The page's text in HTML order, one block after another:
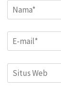
Name*
Email*
Situs
Web